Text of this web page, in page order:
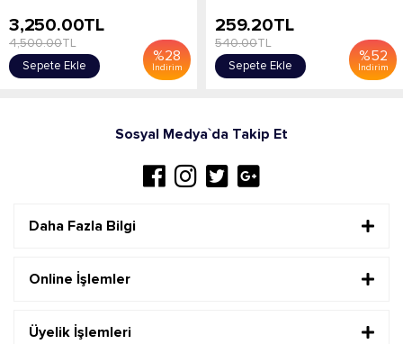
%28
İndirim
3,250.00TL
4,500.00TL
Sepete Ekle
%52
İndirim
259.20TL
540.00TL
Sepete Ekle
Sosyal Medya`da Takip Et
Daha Fazla Bilgi
Online İşlemler
Üyelik İşlemleri